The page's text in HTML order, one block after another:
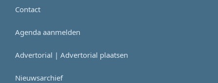
Contact
Agenda aanmelden
Advertorial | Advertorial plaatsen
Nieuwsarchief